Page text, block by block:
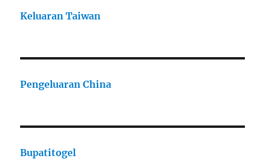
Keluaran Taiwan
Pengeluaran China
Bupatitogel